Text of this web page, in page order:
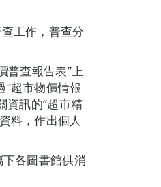
工作，普查分
普查報告表”上
超市物價情報
資訊的“超市精
料，作出個人
各圖書館供消